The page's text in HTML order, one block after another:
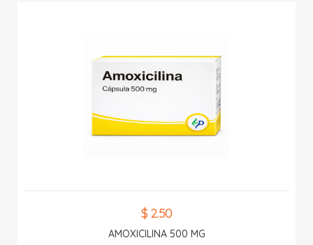
$ 2.50
AMOXICILINA 500 MG